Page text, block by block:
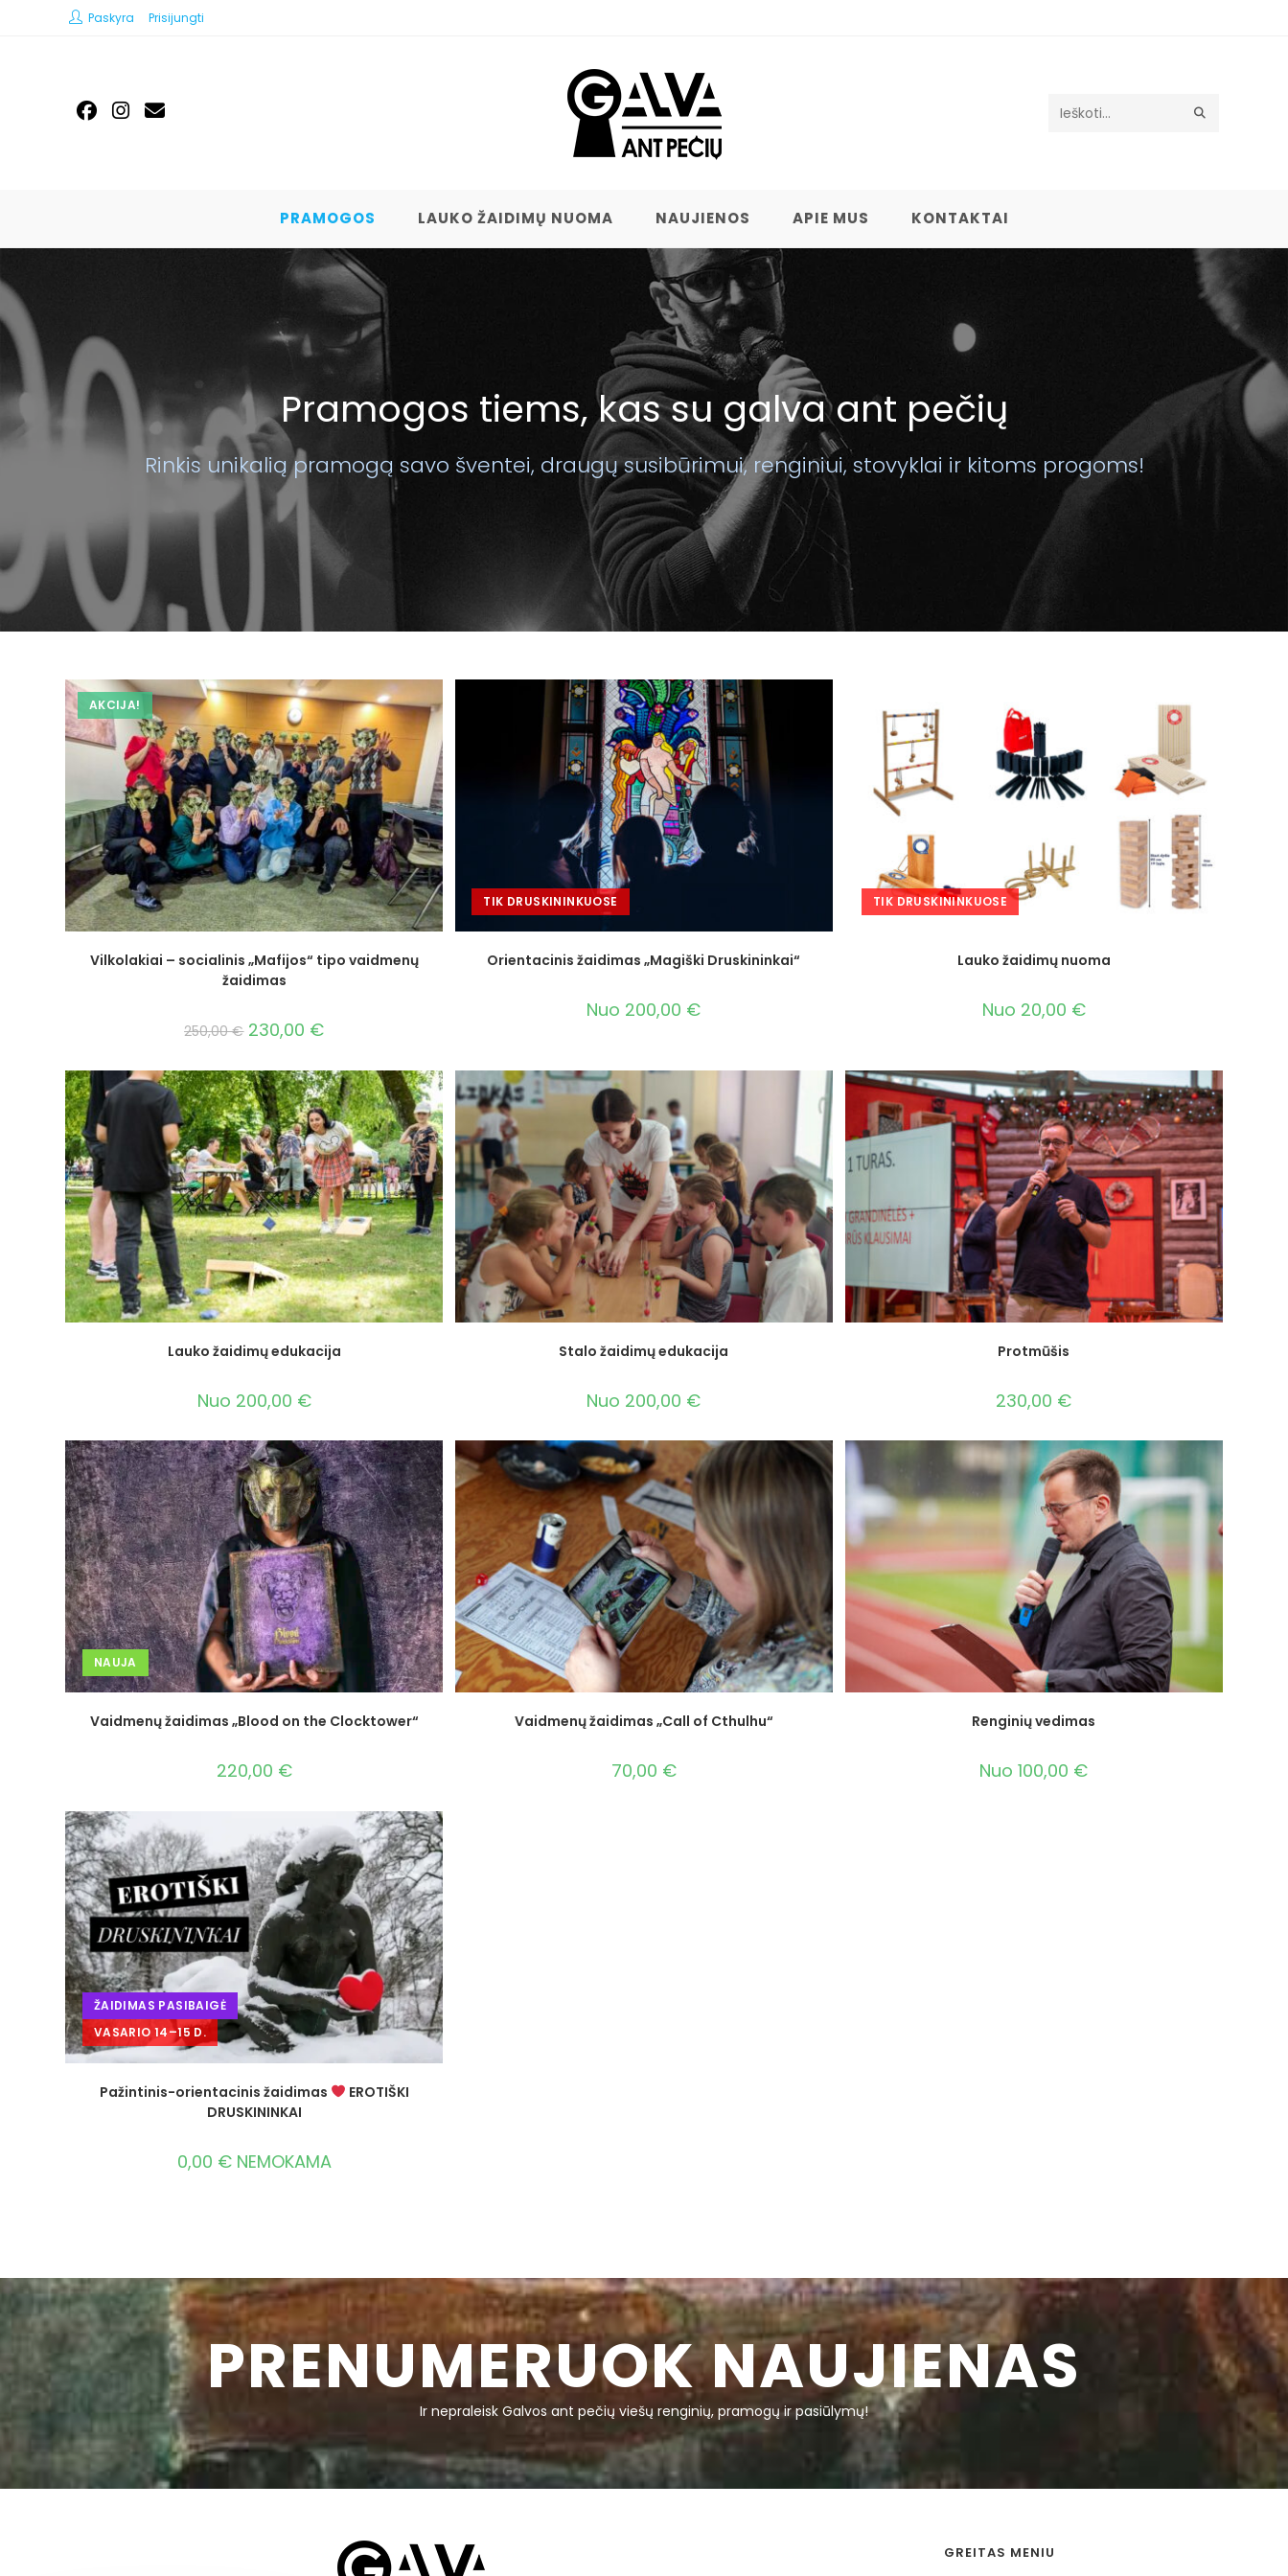
Paskyra Prisijungti
Search
PRAMOGOS LAUKO ŽAIDIMŲ NUOMA NAUJIENOS APIE MUS KONTAKTAI
Pramogos tiems, kas su galva ant pečių
Rinkis unikalią pramogą savo šventei, draugų susibūrimui, renginiui, stovyklai ir kitoms progoms!
AKCIJA!
Vilkolakiai – socialinis „Mafijos“ tipo vaidmenų
žaidimas
250,00€ 230,00 €
TIK DRUSKININKUOSE
Orientacinis žaidimas „Magiški Druskininkai“
Nuo 200,00 €
TIK DRUSKININKUOSE
Lauko žaidimų nuoma
Nuo 20,00 €
Lauko žaidimų edukacija
Nuo 200,00 €
Stalo žaidimų edukacija
Nuo 200,00 €
Protmūšis
230,00 €
NAUJA
Vaidmenų žaidimas „Blood on the Clocktower“
220,00 €
Vaidmenų žaidimas „Call of Cthulhu“
70,00 €
Renginių vedimas
Nuo 100,00 €
ŽAIDIMAS PASIBAIGĖ
VASARIO 14–15 D.
Pažintinis-orientacinis žaidimas
EROTIŠKI
DRUSKININKAI
0,00 € NEMOKAMA
PRENUMERUOK NAUJIENAS
Ir nepraleisk Galvos ant pečių viešų renginių, pramogų ir pasiūlymų!
GREITAS MENIU